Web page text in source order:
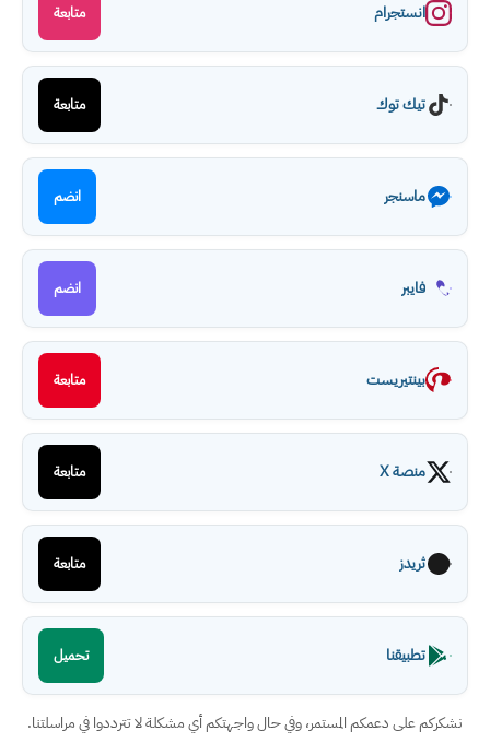
انستجرام متابعة
تيك توك متابعة
ماسنجر انضم
فايبر انضم
بينتيريست متابعة
منصة X متابعة
ثريدز متابعة
تطبيقنا تحميل
نشكركم على دعمكم المستمر، وفي حال واجهتكم أي مشكلة لا تترددوا في مراسلتنا.